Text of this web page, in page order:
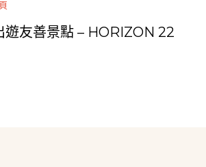
遊友善景點 – HORIZON 22